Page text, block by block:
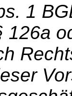
1
126a